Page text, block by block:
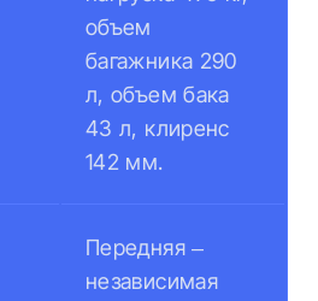
объем
багажника 290
л, объем бака
43 л, клиренс
142 мм.
Передняя –
независимая